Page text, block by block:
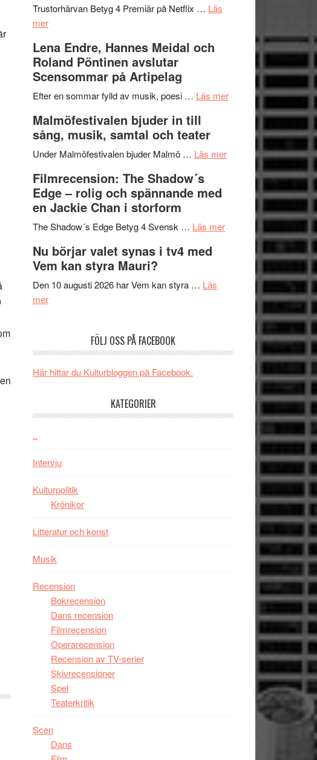
genrens
vidsträckta
Trustorhärvan Betyg 4 Premiär på Netflix … Läs
merom
Trustorhärvan
–
fascinerande,
spännande
ger
mycket
att
på
Lena Endre, Hannes Meidal och
Roland Pöntinen avslutar
Scensommar på Artipelag
Efter en sommar fylld av musik, poesi … Läs merom
Hannes
Roland
Pöntinen
avslutar
Artipelag
Malmöfestivalen bjuder in till
sång, musik, samtal och teater
Under Malmöfestivalen bjuder Malmö … Läs merom
Malmöfestivalen
Filmrecension: The Shadow´s
Edge – rolig och spännande med
en Jackie Chan i storform
The Shadow´s Edge Betyg 4 Svensk … Läs merom
Filmrecension:
Shadow
spännande
Chan
storform
Nu börjar valet synas i tv4 med
Vem kan styra Mauri?
Den 10 augusti 2026 har Vem kan styra … Läs
merom
synas
Vem
Mauri?
FÖLJ OSS PÅ FACEBOOK
Här hittar du Kulturbloggen på Facebook.
KATEGORIER
..
Intervju
Kulturpolitik
Krönikor
Litteratur och konst
Musik
Recension
Bokrecension
Dans recension
Filmrecension
Operarecension
Recension av TV-serier
Skivrecensioner
Spel
Teaterkritik
Scen
Dans